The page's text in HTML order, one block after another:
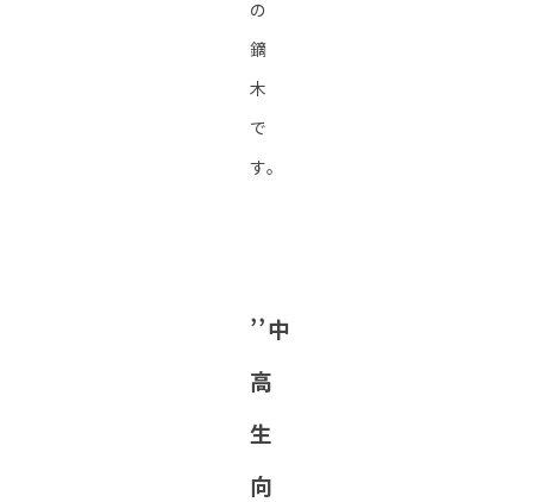
の
鏑
木
で
す。
’’中
高
生
向